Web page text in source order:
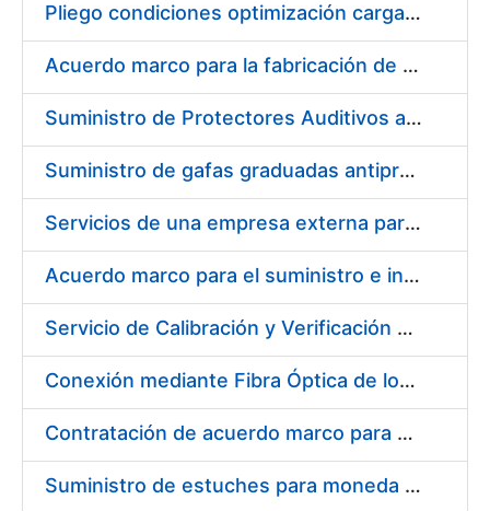
Pliego condiciones optimización cargas compras firmado
Acuerdo marco para la fabricación de piezas
Suministro de Protectores Auditivos a medida para las personas trabajadoras de los Centros de Trabajo de Madrid y Burgos
Suministro de gafas graduadas antiproyecciones para los trabajadores de la FNMT-RCM en los centros de trabajo de Madrid y Burgos
Servicios de una empresa externa para el asesoramiento y resolución de los recursos de alzada que se presentan relacionados con procesos de selección para la FNMT-RCM
Acuerdo marco para el suministro e instalación de persianas, estores y otros complementos
Servicio de Calibración y Verificación Externa de los Equipos de Medición del Servicio de Prevención de la FNMT-RCM
Conexión mediante Fibra Óptica de los Centros de Proceso de Datos (CPDs) de las sedes de la FNMT-RCM de Burgos y Madrid
Contratación de acuerdo marco para el Suministro de Material de Electricidad para la Fábrica Nacional de Moneda y Timbre-Real Casa de la Moneda en su centro de trabajo de Burgos
Suministro de estuches para moneda de 30 €